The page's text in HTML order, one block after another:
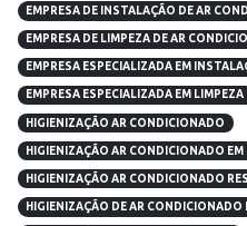
EMPRESA DE INSTALAÇÃO DE AR
EMPRESA DE LIMPEZA DE AR
EMPRESA ESPECIALIZADA EM
EMPRESA ESPECIALIZADA EM
HIGIENIZAÇÃO AR CONDICIONADO
HIGIENIZAÇÃO AR CONDICIONADO EM
HIGIENIZAÇÃO AR CONDICIONADO
HIGIENIZAÇÃO DE AR CONDICIONADO